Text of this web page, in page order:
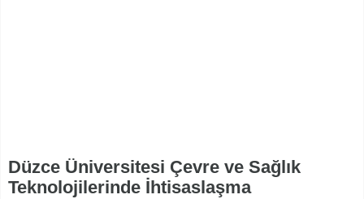
Düzce Üniversitesi Çevre ve Sağlık
Teknolojilerinde İhtisaslaşma